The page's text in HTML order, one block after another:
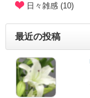
日々雑感 (10)
最近の投稿